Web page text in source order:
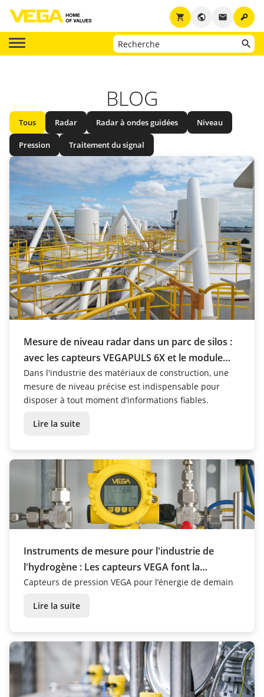
key
email
public
shopping_cart
BLOG
Tous Radar Radar à ondes guidées Niveau
Pression Traitement du signal
Mesure de niveau radar dans un parc de silos :
avec les capteurs VEGAPULS 6X et le module
PLICSMOBILE T81, Cementbouw révolutionne
ses process
Dans l'industrie des matériaux de construction, une
mesure de niveau précise est indispensable pour
disposer à tout moment d’informations fiables.
Lire la suite
Instruments de mesure pour l'industrie de
l'hydrogène : Les capteurs VEGA font la
différence
Capteurs de pression VEGA pour l’énergie de demain
Lire la suite